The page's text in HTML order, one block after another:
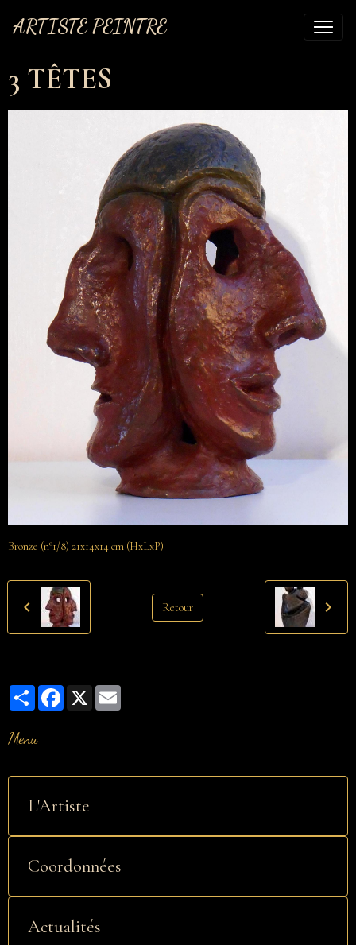
ARTISTE PEINTRE
3 TÊTES
Bronze (n°1/8) 21x14x14 cm (HxLxP)
Retour
PartagerFacebook
X
Menu
L'Artiste
Coordonnées
Actualités